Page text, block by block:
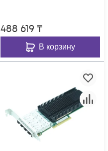
488 619 ₸
В корзину